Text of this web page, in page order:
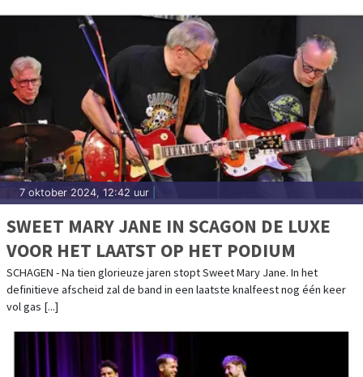
7 oktober 2024, 12:42 uur
SWEET MARY JANE IN SCAGON DE LUXE
VOOR HET LAATST OP HET PODIUM
SCHAGEN - Na tien glorieuze jaren stopt Sweet Mary Jane. In het
definitieve afscheid zal de band in een laatste knalfeest nog één keer
vol gas [...]